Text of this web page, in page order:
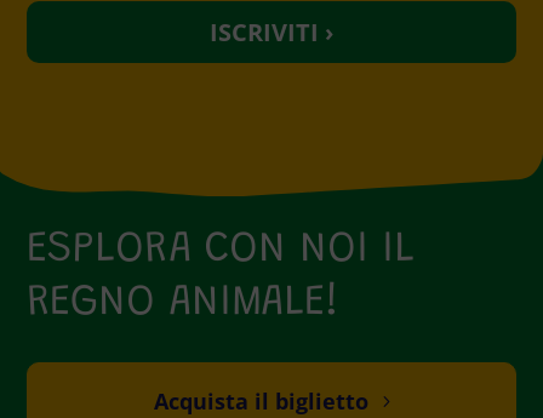
ESPLORA CON NOI IL
REGNO ANIMALE!
Acquista il biglietto